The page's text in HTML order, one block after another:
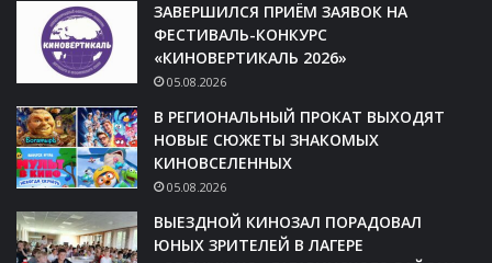
ЗАВЕРШИЛСЯ ПРИЁМ ЗАЯВОК НА
ФЕСТИВАЛЬ-КОНКУРС
«КИНОВЕРТИКАЛЬ 2026»
05.08.2026
В РЕГИОНАЛЬНЫЙ ПРОКАТ ВЫХОДЯТ
НОВЫЕ СЮЖЕТЫ ЗНАКОМЫХ
КИНОВСЕЛЕННЫХ
05.08.2026
ВЫЕЗДНОЙ КИНОЗАЛ ПОРАДОВАЛ
ЮНЫХ ЗРИТЕЛЕЙ В ЛАГЕРЕ